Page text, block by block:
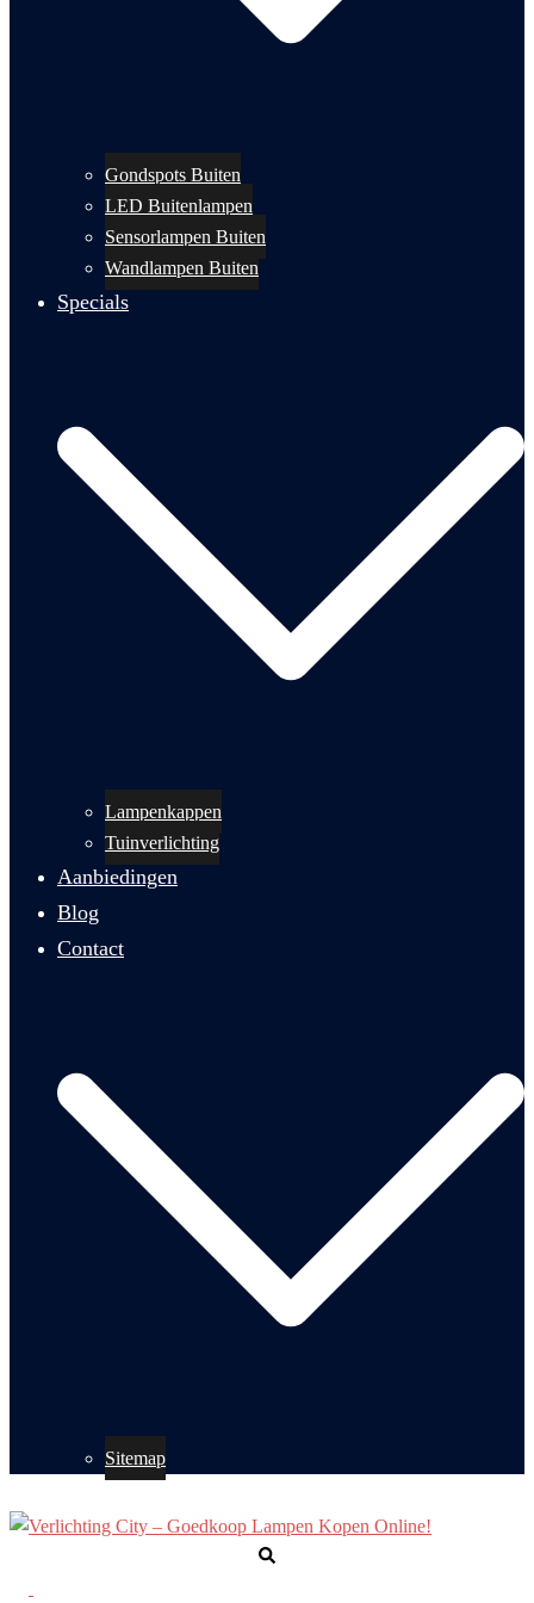
Gondspots Buiten
LED Buitenlampen
Sensorlampen Buiten
Wandlampen Buiten
Specials
Lampenkappen
Tuinverlichting
Aanbiedingen
Blog
Contact
Sitemap